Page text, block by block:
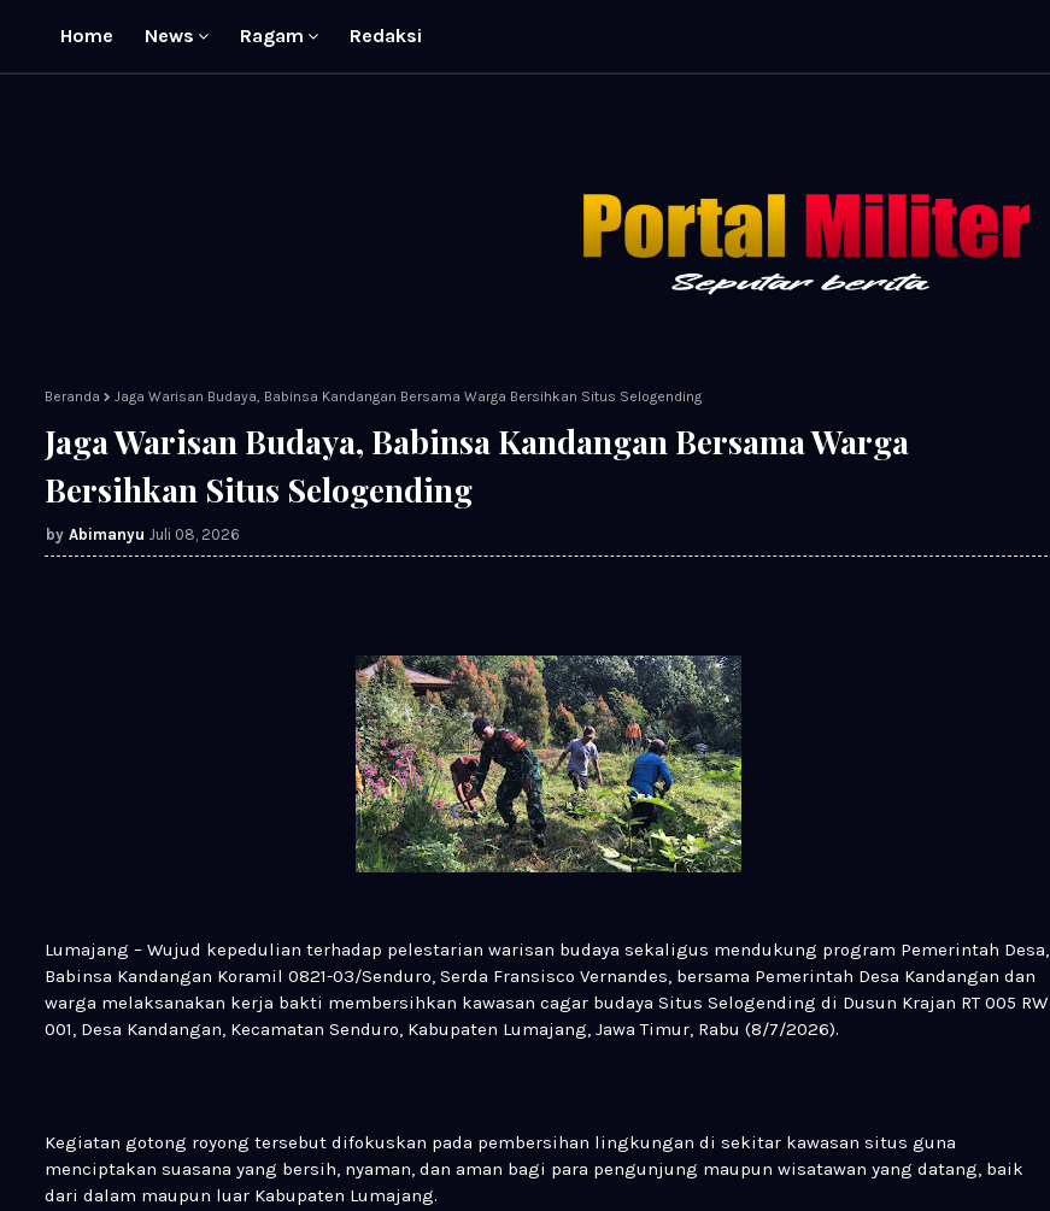
Home News Ragam Redaksi
Beranda Jaga Warisan Budaya, Babinsa Kandangan Bersama Warga Bersihkan Situs Selogending
Jaga Warisan Budaya, Babinsa Kandangan Bersama Warga
Bersihkan Situs Selogending
Abimanyu Juli 08, 2026
Lumajang – Wujud kepedulian terhadap pelestarian warisan budaya sekaligus mendukung program Pemerintah Desa,
Babinsa Kandangan Koramil 0821-03/Senduro, Serda Fransisco Vernandes, bersama Pemerintah Desa Kandangan dan
warga melaksanakan kerja bakti membersihkan kawasan cagar budaya Situs Selogending di Dusun Krajan RT 005 RW
001, Desa Kandangan, Kecamatan Senduro, Kabupaten Lumajang, Jawa Timur, Rabu (8/7/2026).
Kegiatan gotong royong tersebut difokuskan pada pembersihan lingkungan di sekitar kawasan situs guna
menciptakan suasana yang bersih, nyaman, dan aman bagi para pengunjung maupun wisatawan yang datang, baik
dari dalam maupun luar Kabupaten Lumajang.